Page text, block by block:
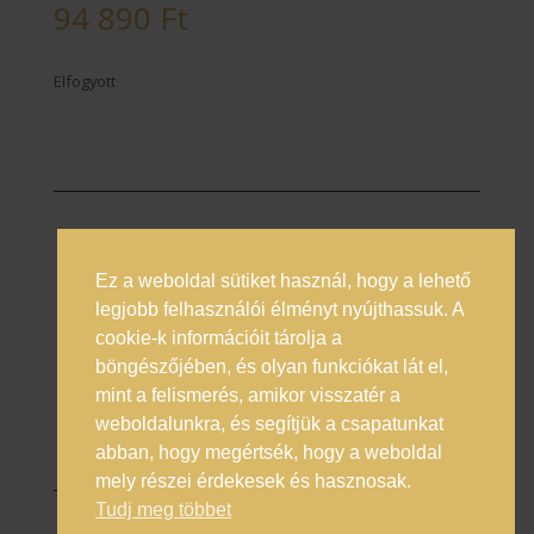
94 890 Ft
Elfogyott
Prémium italok magyarországi nagykövete
Általános Szerződési Feltételek
Adatkezelési Tájékoztató
Online vitarendezés
© 2025 Enero Trade Kft.
Ez a weboldal sütiket használ, hogy a lehető
legjobb felhasználói élményt nyújthassuk. A
cookie-k információit tárolja a
böngészőjében, és olyan funkciókat lát el,
mint a felismerés, amikor visszatér a
weboldalunkra, és segítjük a csapatunkat
abban, hogy megértsék, hogy a weboldal
mely részei érdekesek és hasznosak.
Tudj meg többet